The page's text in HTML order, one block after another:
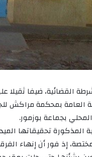
القضائية، ضيفا
العامة بمحكمة مراكش
بجماعة بوزمور.
المذكورة تحقيقاتها
إذ فور أن إنهاء